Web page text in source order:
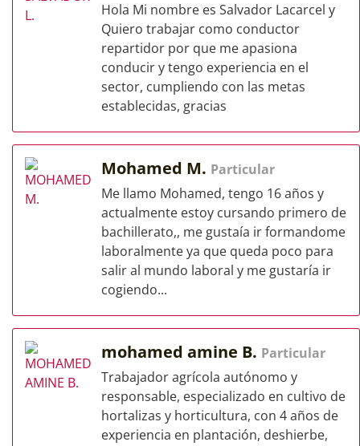
Hola Mi nombre es Salvador Lacarcel y
Quiero trabajar como conductor
repartidor por que me apasiona
conducir y tengo experiencia en el
sector, cumpliendo con las metas
establecidas, gracias
Mohamed M. Particular
Me llamo Mohamed, tengo 16 años y
actualmente estoy cursando primero de
bachillerato,, me gustaía ir formandome
laboralmente ya que queda poco para
salir al mundo laboral y me gustaría ir
cogiendo...
mohamed amine B. Particular
Trabajador agrícola autónomo y
responsable, especializado en cultivo de
hortalizas y horticultura, con 4 años de
experiencia en plantación, deshierbe,